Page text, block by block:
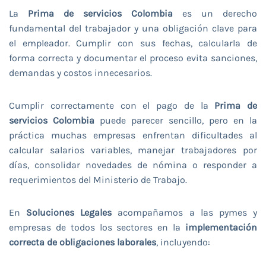
La Prima de servicios Colombia es un derecho
fundamental del trabajador y una obligación clave para
el empleador. Cumplir con sus fechas, calcularla de
forma correcta y documentar el proceso evita sanciones,
demandas y costos innecesarios.
Cumplir correctamente con el pago de la Prima de
servicios Colombia puede parecer sencillo, pero en la
práctica muchas empresas enfrentan dificultades al
calcular salarios variables, manejar trabajadores por
días, consolidar novedades de nómina o responder a
requerimientos del Ministerio de Trabajo.
En Soluciones Legales acompañamos a las pymes y
empresas de todos los sectores en la implementación
correcta de obligaciones laborales, incluyendo: